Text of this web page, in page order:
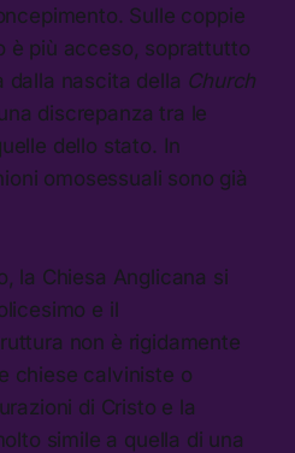
Sulle coppie
è più acceso, soprattutto
dalla nascita della Church
discrepanza tra le
dello stato. In
omosessuali sono già
la Chiesa Anglicana si
e il
non è rigidamente
chiese calviniste o
di Cristo e la
simile a quella di una